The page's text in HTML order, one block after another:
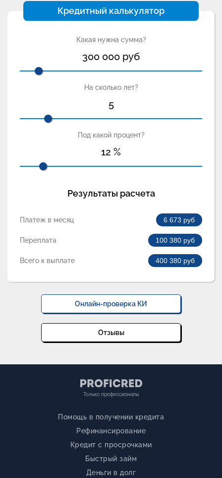
Кредитный калькулятор
Какая нужна сумма?
300 000 руб
На сколько лет?
5
Под какой процент?
12 %
Результаты расчета
Платеж в месяц 6 673 руб
Переплата 100 380 руб
Всего к выплате 400 380 руб
Онлайн-проверка КИ
Отзывы
Только профессионалы
Помощь в получении кредита
Рефинансирование
Кредит с просрочками
Быстрый займ
Деньги в долг